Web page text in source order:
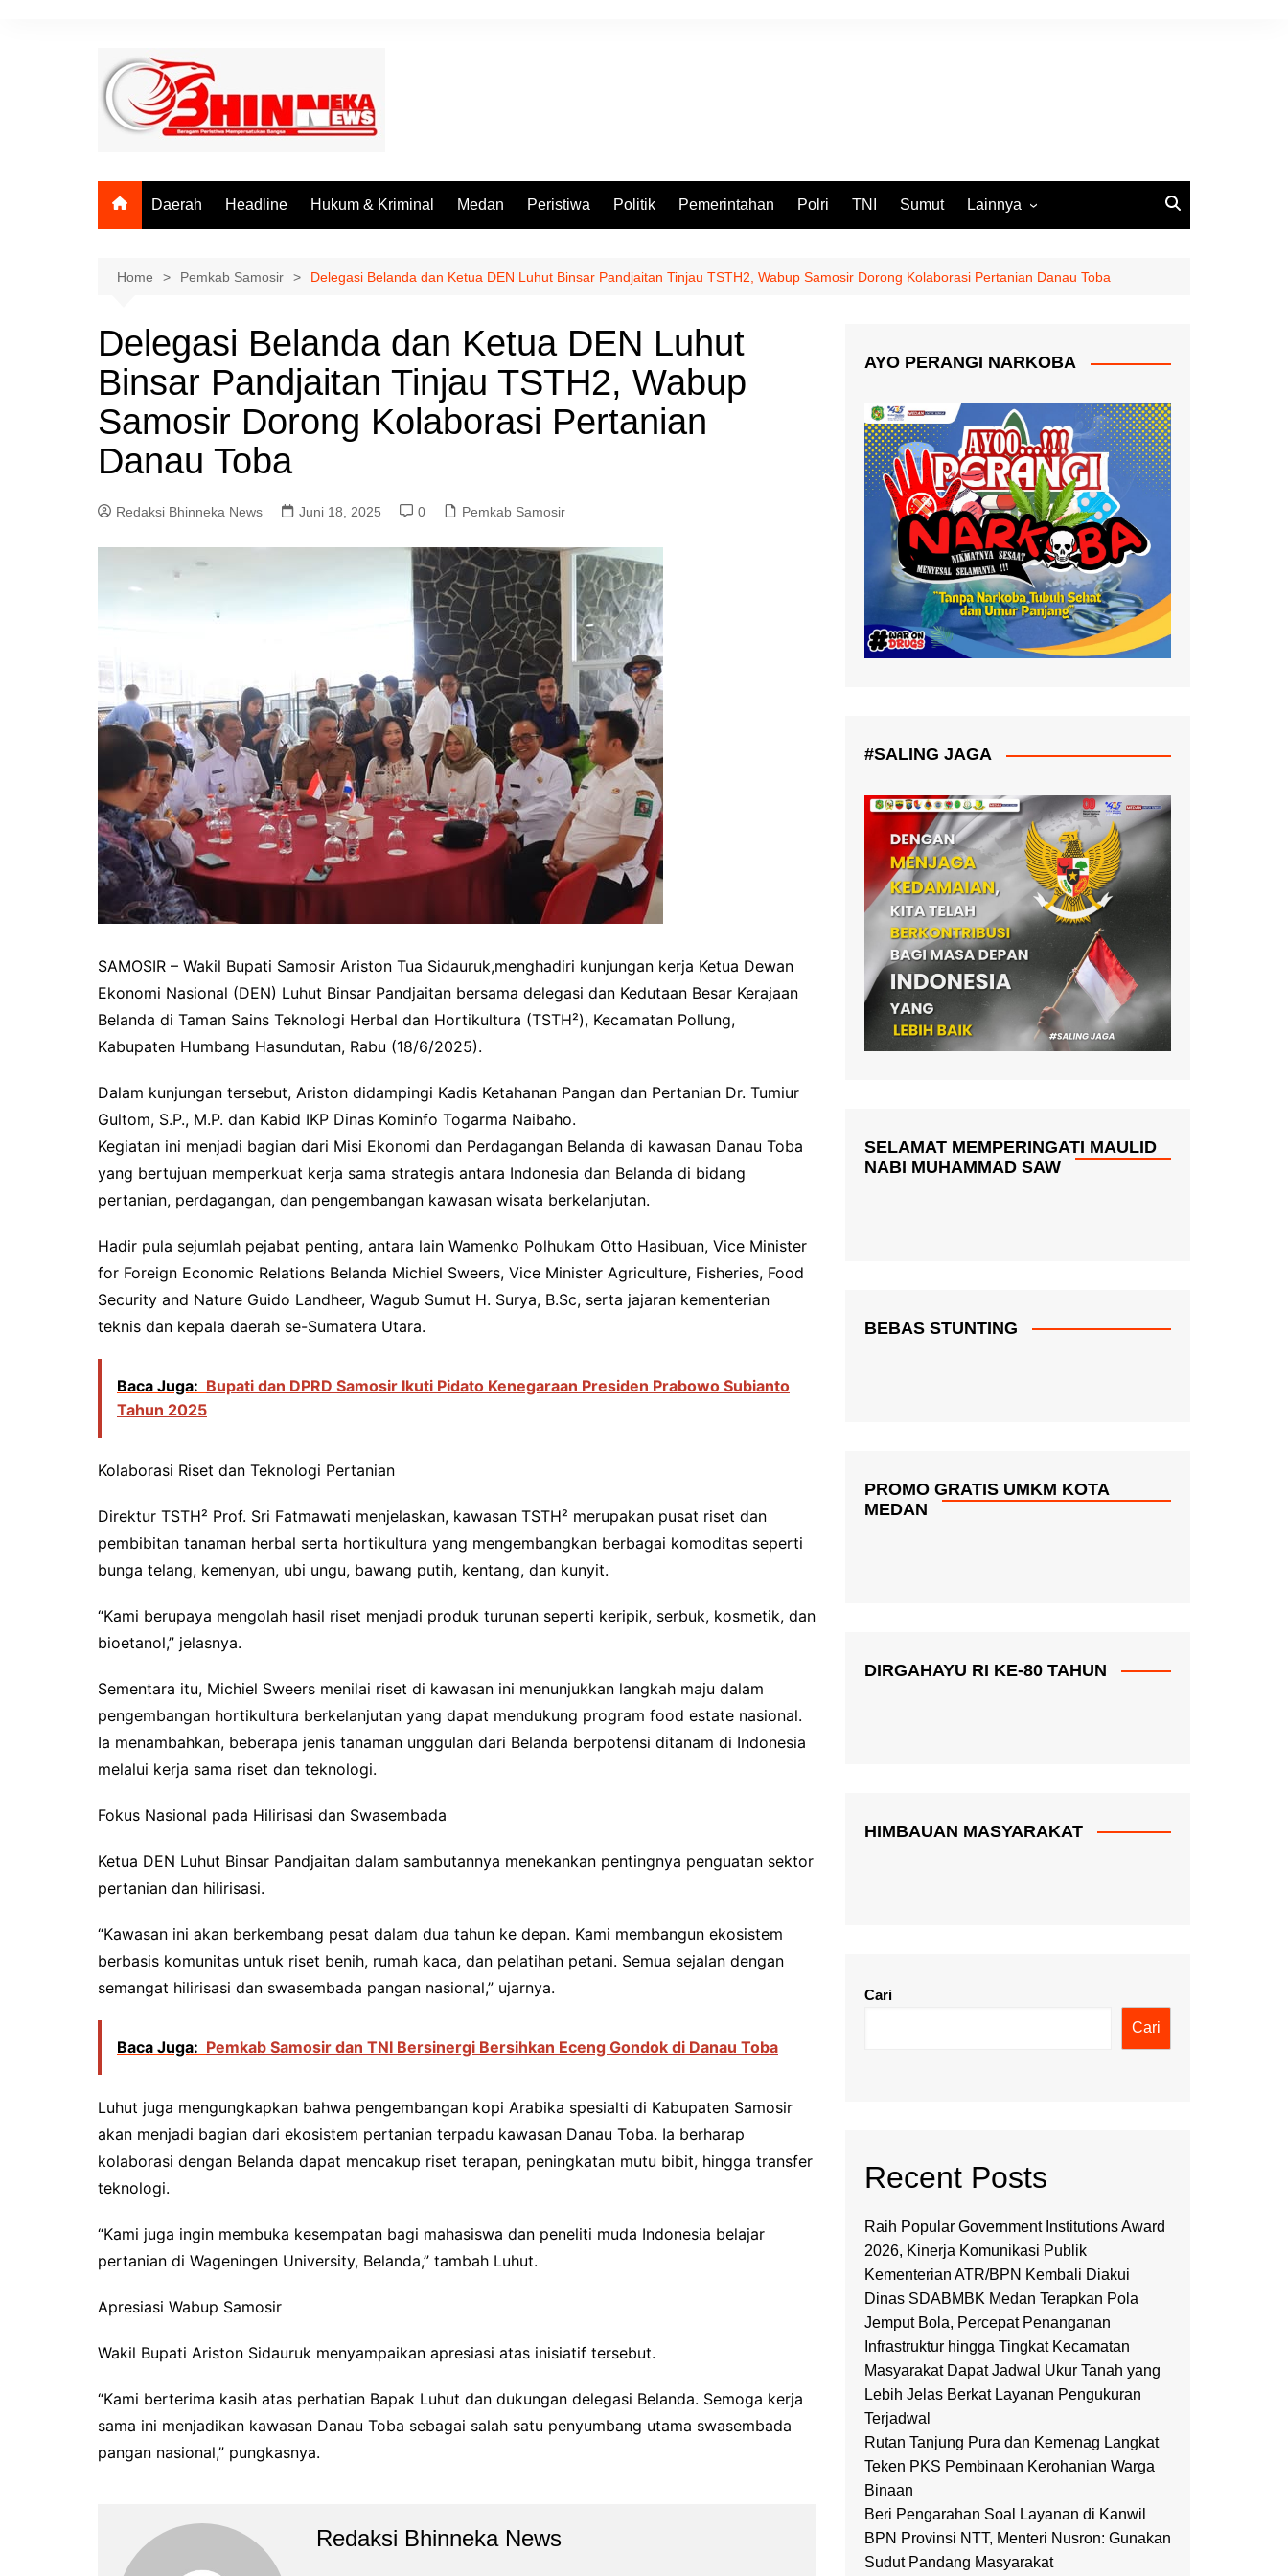
Daerah Headline Hukum & Kriminal Medan Peristiwa Politik Pemerintahan Polri TNI Sumut Lainnya
Ekbis
Home Pemkab Samosir Delegasi Belanda dan Ketua DEN Luhut Binsar Pandjaitan Tinjau TSTH2, Wabup Samosir Dorong Kolaborasi Pertanian Danau Toba
Delegasi Belanda dan Ketua DEN Luhut
Binsar Pandjaitan Tinjau TSTH2, Wabup
Samosir Dorong Kolaborasi Pertanian
Danau Toba
Redaksi Bhinneka News Juni 18, 2025 0 Pemkab Samosir
SAMOSIR – Wakil Bupati Samosir Ariston Tua Sidauruk,menghadiri kunjungan kerja Ketua Dewan
Ekonomi Nasional (DEN) Luhut Binsar Pandjaitan bersama delegasi dan Kedutaan Besar Kerajaan
Belanda di Taman Sains Teknologi Herbal dan Hortikultura (TSTH²), Kecamatan Pollung,
Kabupaten Humbang Hasundutan, Rabu (18/6/2025).
Dalam kunjungan tersebut, Ariston didampingi Kadis Ketahanan Pangan dan Pertanian Dr. Tumiur
Gultom, S.P., M.P. dan Kabid IKP Dinas Kominfo Togarma Naibaho.
Kegiatan ini menjadi bagian dari Misi Ekonomi dan Perdagangan Belanda di kawasan Danau Toba
yang bertujuan memperkuat kerja sama strategis antara Indonesia dan Belanda di bidang
pertanian, perdagangan, dan pengembangan kawasan wisata berkelanjutan.
Hadir pula sejumlah pejabat penting, antara lain Wamenko Polhukam Otto Hasibuan, Vice Minister
for Foreign Economic Relations Belanda Michiel Sweers, Vice Minister Agriculture, Fisheries, Food
Security and Nature Guido Landheer, Wagub Sumut H. Surya, B.Sc, serta jajaran kementerian
teknis dan kepala daerah se-Sumatera Utara.
Baca Juga: Bupati dan DPRD Samosir Ikuti Pidato Kenegaraan Presiden Prabowo Subianto
Tahun 2025
Kolaborasi Riset dan Teknologi Pertanian
Direktur TSTH² Prof. Sri Fatmawati menjelaskan, kawasan TSTH² merupakan pusat riset dan
pembibitan tanaman herbal serta hortikultura yang mengembangkan berbagai komoditas seperti
bunga telang, kemenyan, ubi ungu, bawang putih, kentang, dan kunyit.
“Kami berupaya mengolah hasil riset menjadi produk turunan seperti keripik, serbuk, kosmetik, dan
bioetanol,” jelasnya.
Sementara itu, Michiel Sweers menilai riset di kawasan ini menunjukkan langkah maju dalam
pengembangan hortikultura berkelanjutan yang dapat mendukung program food estate nasional.
Ia menambahkan, beberapa jenis tanaman unggulan dari Belanda berpotensi ditanam di Indonesia
melalui kerja sama riset dan teknologi.
Fokus Nasional pada Hilirisasi dan Swasembada
Ketua DEN Luhut Binsar Pandjaitan dalam sambutannya menekankan pentingnya penguatan sektor
pertanian dan hilirisasi.
“Kawasan ini akan berkembang pesat dalam dua tahun ke depan. Kami membangun ekosistem
berbasis komunitas untuk riset benih, rumah kaca, dan pelatihan petani. Semua sejalan dengan
semangat hilirisasi dan swasembada pangan nasional,” ujarnya.
Baca Juga: Pemkab Samosir dan TNI Bersinergi Bersihkan Eceng Gondok di Danau Toba
Luhut juga mengungkapkan bahwa pengembangan kopi Arabika spesialti di Kabupaten Samosir
akan menjadi bagian dari ekosistem pertanian terpadu kawasan Danau Toba. Ia berharap
kolaborasi dengan Belanda dapat mencakup riset terapan, peningkatan mutu bibit, hingga transfer
teknologi.
“Kami juga ingin membuka kesempatan bagi mahasiswa dan peneliti muda Indonesia belajar
pertanian di Wageningen University, Belanda,” tambah Luhut.
Apresiasi Wabup Samosir
Wakil Bupati Ariston Sidauruk menyampaikan apresiasi atas inisiatif tersebut.
“Kami berterima kasih atas perhatian Bapak Luhut dan dukungan delegasi Belanda. Semoga kerja
sama ini menjadikan kawasan Danau Toba sebagai salah satu penyumbang utama swasembada
pangan nasional,” pungkasnya.
Redaksi Bhinneka News
AYO PERANGI NARKOBA
#SALING JAGA
SELAMAT MEMPERINGATI MAULID
NABI MUHAMMAD SAW
BEBAS STUNTING
PROMO GRATIS UMKM KOTA
MEDAN
DIRGAHAYU RI KE-80 TAHUN
HIMBAUAN MASYARAKAT
Cari
Cari
Recent Posts
Raih Popular Government Institutions Award
2026, Kinerja Komunikasi Publik
Kementerian ATR/BPN Kembali Diakui
Dinas SDABMBK Medan Terapkan Pola
Jemput Bola, Percepat Penanganan
Infrastruktur hingga Tingkat Kecamatan
Masyarakat Dapat Jadwal Ukur Tanah yang
Lebih Jelas Berkat Layanan Pengukuran
Terjadwal
Rutan Tanjung Pura dan Kemenag Langkat
Teken PKS Pembinaan Kerohanian Warga
Binaan
Beri Pengarahan Soal Layanan di Kanwil
BPN Provinsi NTT, Menteri Nusron: Gunakan
Sudut Pandang Masyarakat